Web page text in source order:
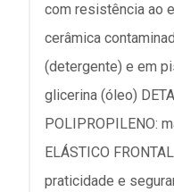
com resistência ao
cerâmica
(detergente) e em
glicerina (óleo)
POLIPROPILENO:
ELÁSTICO
praticidade e